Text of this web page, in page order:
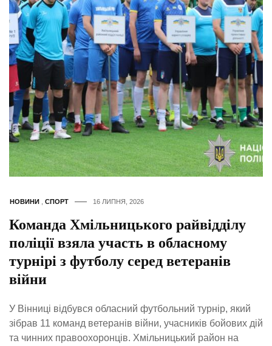
НОВИНИ СПОРТ 16 ЛИПНЯ, 2026
Команда Хмільницького райвідділу
поліції взяла участь в обласному
турнірі з футболу серед ветеранів
війни
У Вінниці відбувся обласний футбольний турнір, який
зібрав 11 команд ветеранів війни, учасників бойових дій
та чинних правоохоронців. Хмільницький район на